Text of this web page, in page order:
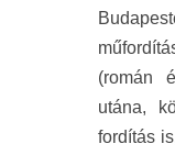
(román
utána,
fordítás